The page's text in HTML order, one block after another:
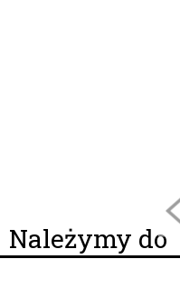
Należymy do